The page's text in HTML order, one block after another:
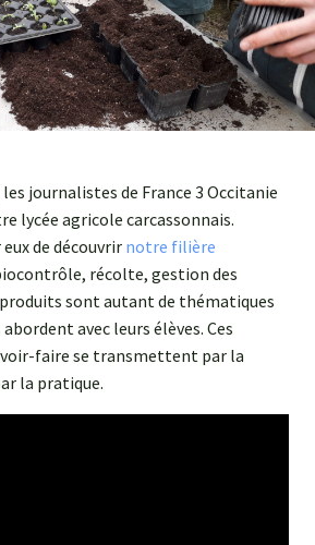
Trouver
sa
voie
journalistes de France 3 Occitanie
lycée agricole carcassonnais.
de découvrir notre filière
récolte, gestion des
sont autant de thématiques
avec leurs élèves. Ces
faire se transmettent par la
la pratique.